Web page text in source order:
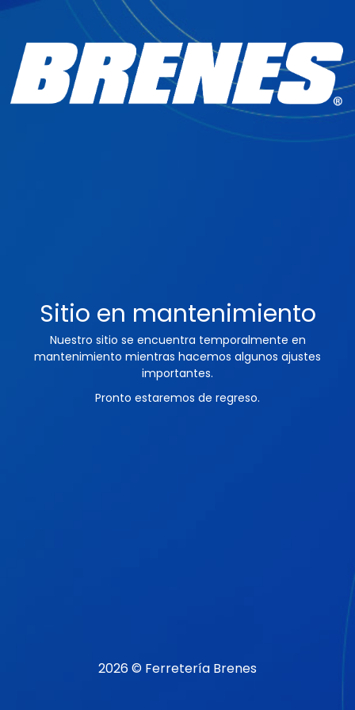
Sitio en mantenimiento
Nuestro sitio se encuentra temporalmente en
mantenimiento mientras hacemos algunos ajustes
importantes.
Pronto estaremos de regreso.
2026 © Ferretería Brenes